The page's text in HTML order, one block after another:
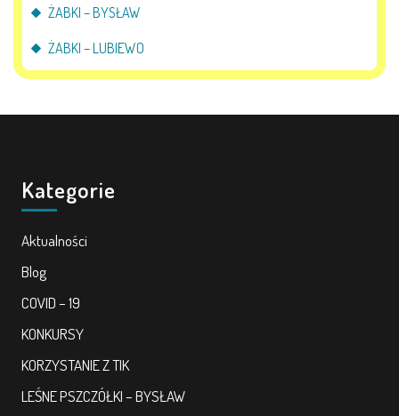
ŻABKI – BYSŁAW
ŻABKI – LUBIEWO
Kategorie
Aktualności
Blog
COVID – 19
KONKURSY
KORZYSTANIE Z TIK
LEŚNE PSZCZÓŁKI – BYSŁAW